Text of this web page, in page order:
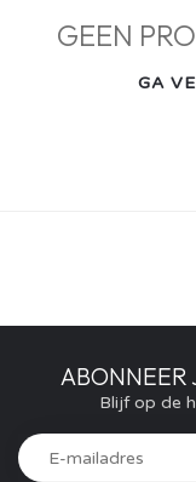
GEEN
GA
ABONNEER
Blijf op de